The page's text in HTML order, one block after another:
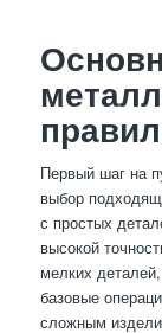
Первый шаг на
выбор
с простых
высокой
мелких
базовые
сложным